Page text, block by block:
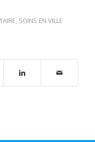
, SOINS EN VILLE